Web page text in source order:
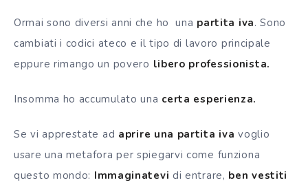
Ormai sono diversi anni che ho una partita iva. Sono
cambiati i codici ateco e il tipo di lavoro principale
eppure rimango un povero libero professionista.
Insomma ho accumulato una certa esperienza.
Se vi apprestate ad aprire una partita iva voglio
usare una metafora per spiegarvi come funziona
questo mondo: Immaginatevi di entrare, ben vestiti